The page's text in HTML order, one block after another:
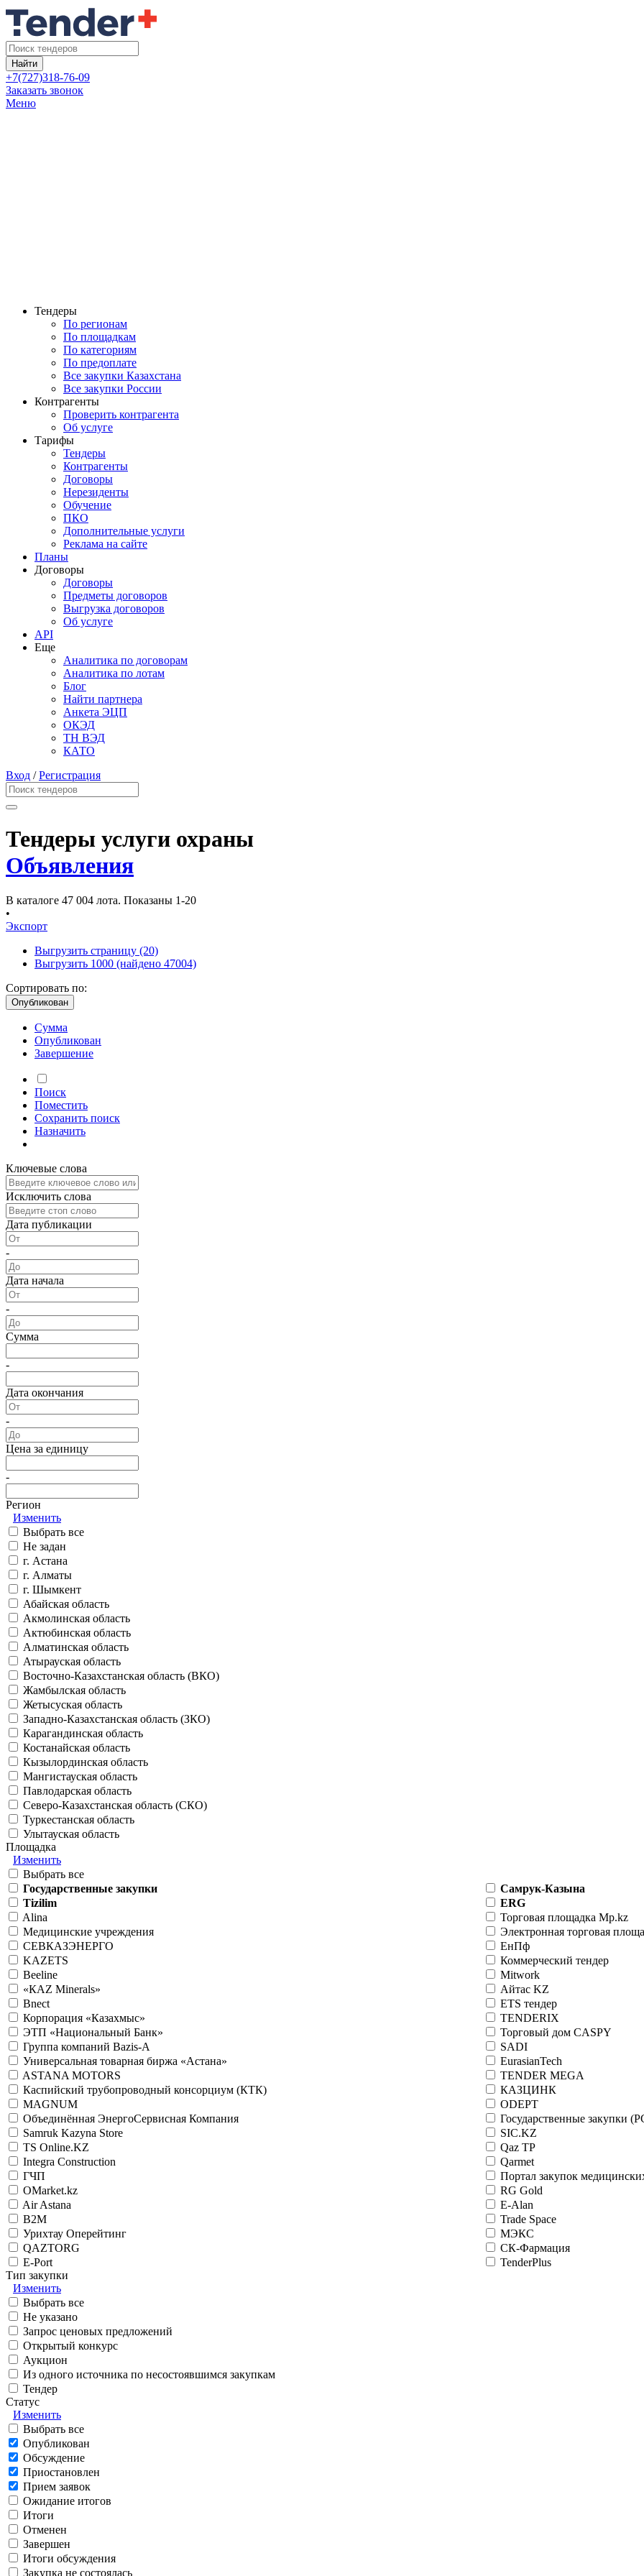
Найти
+7(727)318-76-09
Заказать звонок
Меню
Тендеры
По регионам
По площадкам
По категориям
По предоплате
Все закупки Казахстана
Все закупки России
Контрагенты
Проверить контрагента
Об услуге
Тарифы
Тендеры
Контрагенты
Договоры
Нерезиденты
Обучение
ПКО
Дополнительные услуги
Реклама на сайте
Планы
Договоры
Договоры
Предметы договоров
Выгрузка договоров
Об услуге
API
Еще
Аналитика по договорам
Аналитика по лотам
Блог
Найти партнера
Анкета ЭЦП
ОКЭД
ТН ВЭД
КАТО
Вход /Регистрация
Тендеры услуги охраны
Объявления
В каталоге 47 004 лота. Показаны 1-20
•
Экспорт
Выгрузить страницу (20)
Выгрузить 1000 (найдено 47004)
Сортировать по:
Опубликован
Сумма
Опубликован
Завершение
Поиск
Поместить
Сохранить поиск
Назначить
Ключевые слова
Исключить слова
Дата публикации
-
Дата начала
-
Сумма
-
Дата окончания
-
Цена за единицу
-
Регион
Изменить
Выбрать все
Не задан
г. Астана
г. Алматы
г. Шымкент
Абайская область
Акмолинская область
Актюбинская область
Алматинская область
Атырауская область
Восточно-Казахстанская область (ВКО)
Жамбылская область
Жетысуская область
Западно-Казахстанская область (ЗКО)
Карагандинская область
Костанайская область
Кызылординская область
Мангистауская область
Павлодарская область
Северо-Казахстанская область (СКО)
Туркестанская область
Улытауская область
Площадка
Изменить
Выбрать все
Государственные закупки
Самрук-Казына
Tizilim
ERG
Alina
Торговая площадка Mp.kz
Медицинские учреждения
Электронная торговая
СЕВКАЗЭНЕРГО
ЕнПф
KAZETS
Коммерческий тендер
Beeline
Mitwork
«КАZ Minerals»
Айтас KZ
Bnect
ETS тендер
Корпорация «Казахмыс»
TENDERIX
ЭТП «Национальный Банк»
Торговый дом CASPY
Группа компаний Bazis-A
SADI
Универсальная товарная биржа «Астана»
EurasianTech
ASTANA MOTORS
TENDER MEGA
Каспийский трубопроводный консорциум (КТК)
КАЗЦИНК
MAGNUM
ODEPT
Объединённая ЭнергоСервисная Компания
Государственные закупки
Samruk Kazyna Store
SIC.KZ
TS Online.KZ
Qaz TP
Integra Construction
Qarmet
ГЧП
Портал закупок
OMarket.kz
RG Gold
Air Astana
E-Alan
B2M
Trade Space
Урихтау Оперейтинг
МЭКС
QAZTORG
СК-Фармация
E-Port
TenderPlus
Тип закупки
Изменить
Выбрать все
Не указано
Запрос ценовых предложений
Открытый конкурс
Аукцион
Из одного источника по несостоявшимся закупкам
Тендер
Статус
Изменить
Выбрать все
Опубликован
Обсуждение
Приостановлен
Прием заявок
Ожидание итогов
Итоги
Отменен
Завершен
Итоги обсуждения
Закупка не состоялась